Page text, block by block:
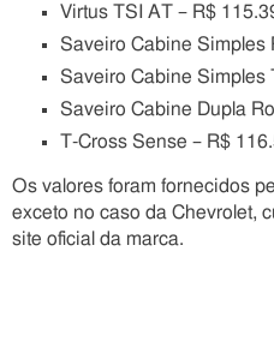
Virtus TSI AT – R$
Saveiro Cabine Simples
Saveiro Cabine Simples
Saveiro Cabine Dupla
T-Cross Sense – R$
Os valores foram fornecidos
exceto no caso da Chevrolet,
site oficial da marca.